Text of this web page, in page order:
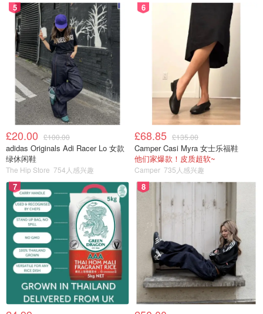
成品\(^o^)/~
5
£20.00 £100.00
adidas Originals Adi Racer Lo 女款
绿休闲鞋
The Hip Store 754人感兴趣
6
£68.85 £135.00
Camper Casi Myra 女士乐福鞋
他们家爆款！皮质超软~
Camper 735人感兴趣
7 8